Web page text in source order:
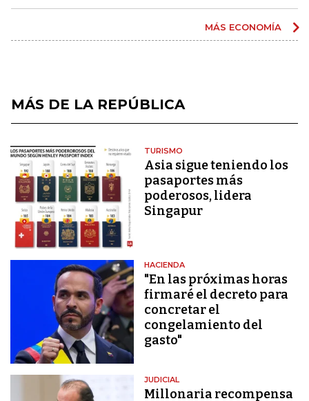
MÁS ECONOMÍA
MÁS DE LA REPÚBLICA
TURISMO
Asia sigue teniendo los
pasaportes más
poderosos, lidera
Singapur
HACIENDA
"En las próximas horas
firmaré el decreto para
concretar el
congelamiento del
gasto"
JUDICIAL
Millonaria recompensa